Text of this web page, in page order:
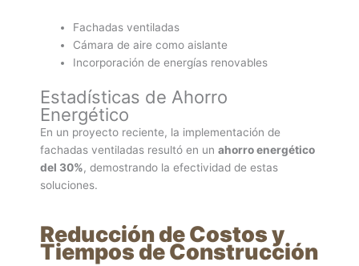
Fachadas ventiladas
Cámara de aire como aislante
Incorporación de energías renovables
Estadísticas de Ahorro
Energético
En un proyecto reciente, la implementación de
fachadas ventiladas resultó en un ahorro energético
del 30%, demostrando la efectividad de estas
soluciones.
Reducción de Costos y
Tiempos de Construcción